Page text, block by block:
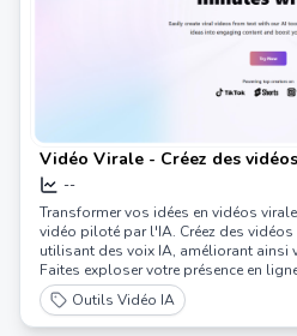
Vidéo Virale - Créez des
l'IA --
Transformer vos idées en vidéos
vidéo piloté par l'IA. Créez des
utilisant des voix IA, améliorant ainsi
Faites exploser votre présence en
large en convertissant le texte en
Outils Vidéo IA